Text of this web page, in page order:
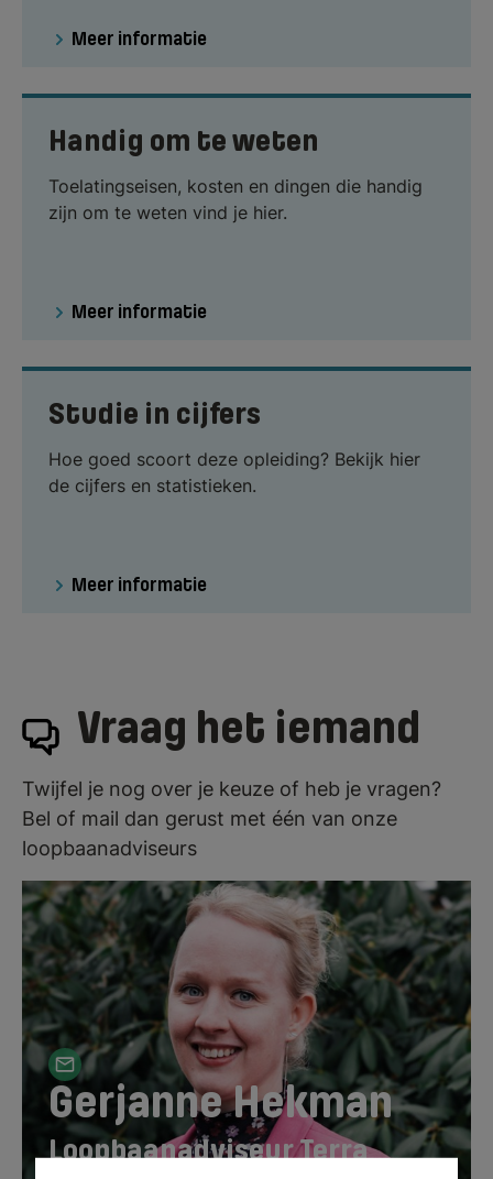
Meer informatie
Handig om te weten
Toelatingseisen, kosten en dingen die handig
zijn om te weten vind je hier.
Meer informatie
Studie in cijfers
Hoe goed scoort deze opleiding? Bekijk hier
de cijfers en statistieken.
Meer informatie
Vraag het iemand
Twijfel je nog over je keuze of heb je vragen?
Bel of mail dan gerust met één van onze
loopbaanadviseurs
Gerjanne Hekman
Loopbaanadviseur Terra